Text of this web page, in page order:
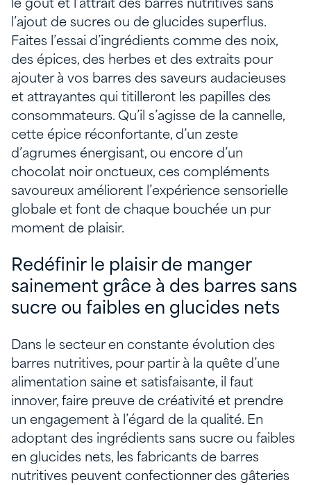
le goût et l’attrait des barres nutritives sans
l’ajout de sucres ou de glucides superflus.
Faites l’essai d’ingrédients comme des noix,
des épices, des herbes et des extraits pour
ajouter à vos barres des saveurs audacieuses
et attrayantes qui titilleront les papilles des
consommateurs. Qu’il s’agisse de la cannelle,
cette épice réconfortante, d’un zeste
d’agrumes énergisant, ou encore d’un
chocolat noir onctueux, ces compléments
savoureux améliorent l’expérience sensorielle
globale et font de chaque bouchée un pur
moment de plaisir.
Redéfinir le plaisir de manger
sainement grâce à des barres sans
sucre ou faibles en glucides nets
Dans le secteur en constante évolution des
barres nutritives, pour partir à la quête d’une
alimentation saine et satisfaisante, il faut
innover, faire preuve de créativité et prendre
un engagement à l’égard de la qualité. En
adoptant des ingrédients sans sucre ou faibles
en glucides nets, les fabricants de barres
nutritives peuvent confectionner des gâteries